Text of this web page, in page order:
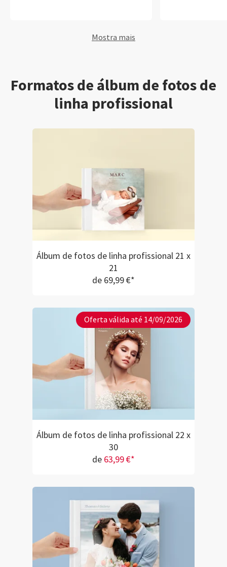
totalmente
elevada
opções para
Mostra mais
Formatos de álbum de fotos de
linha profissional
Álbum de fotos de linha profissional 21 x
21
de 69,99 €*
Oferta válida até 14/09/2026
Álbum de fotos de linha profissional 22 x
30
de 63,99 €*